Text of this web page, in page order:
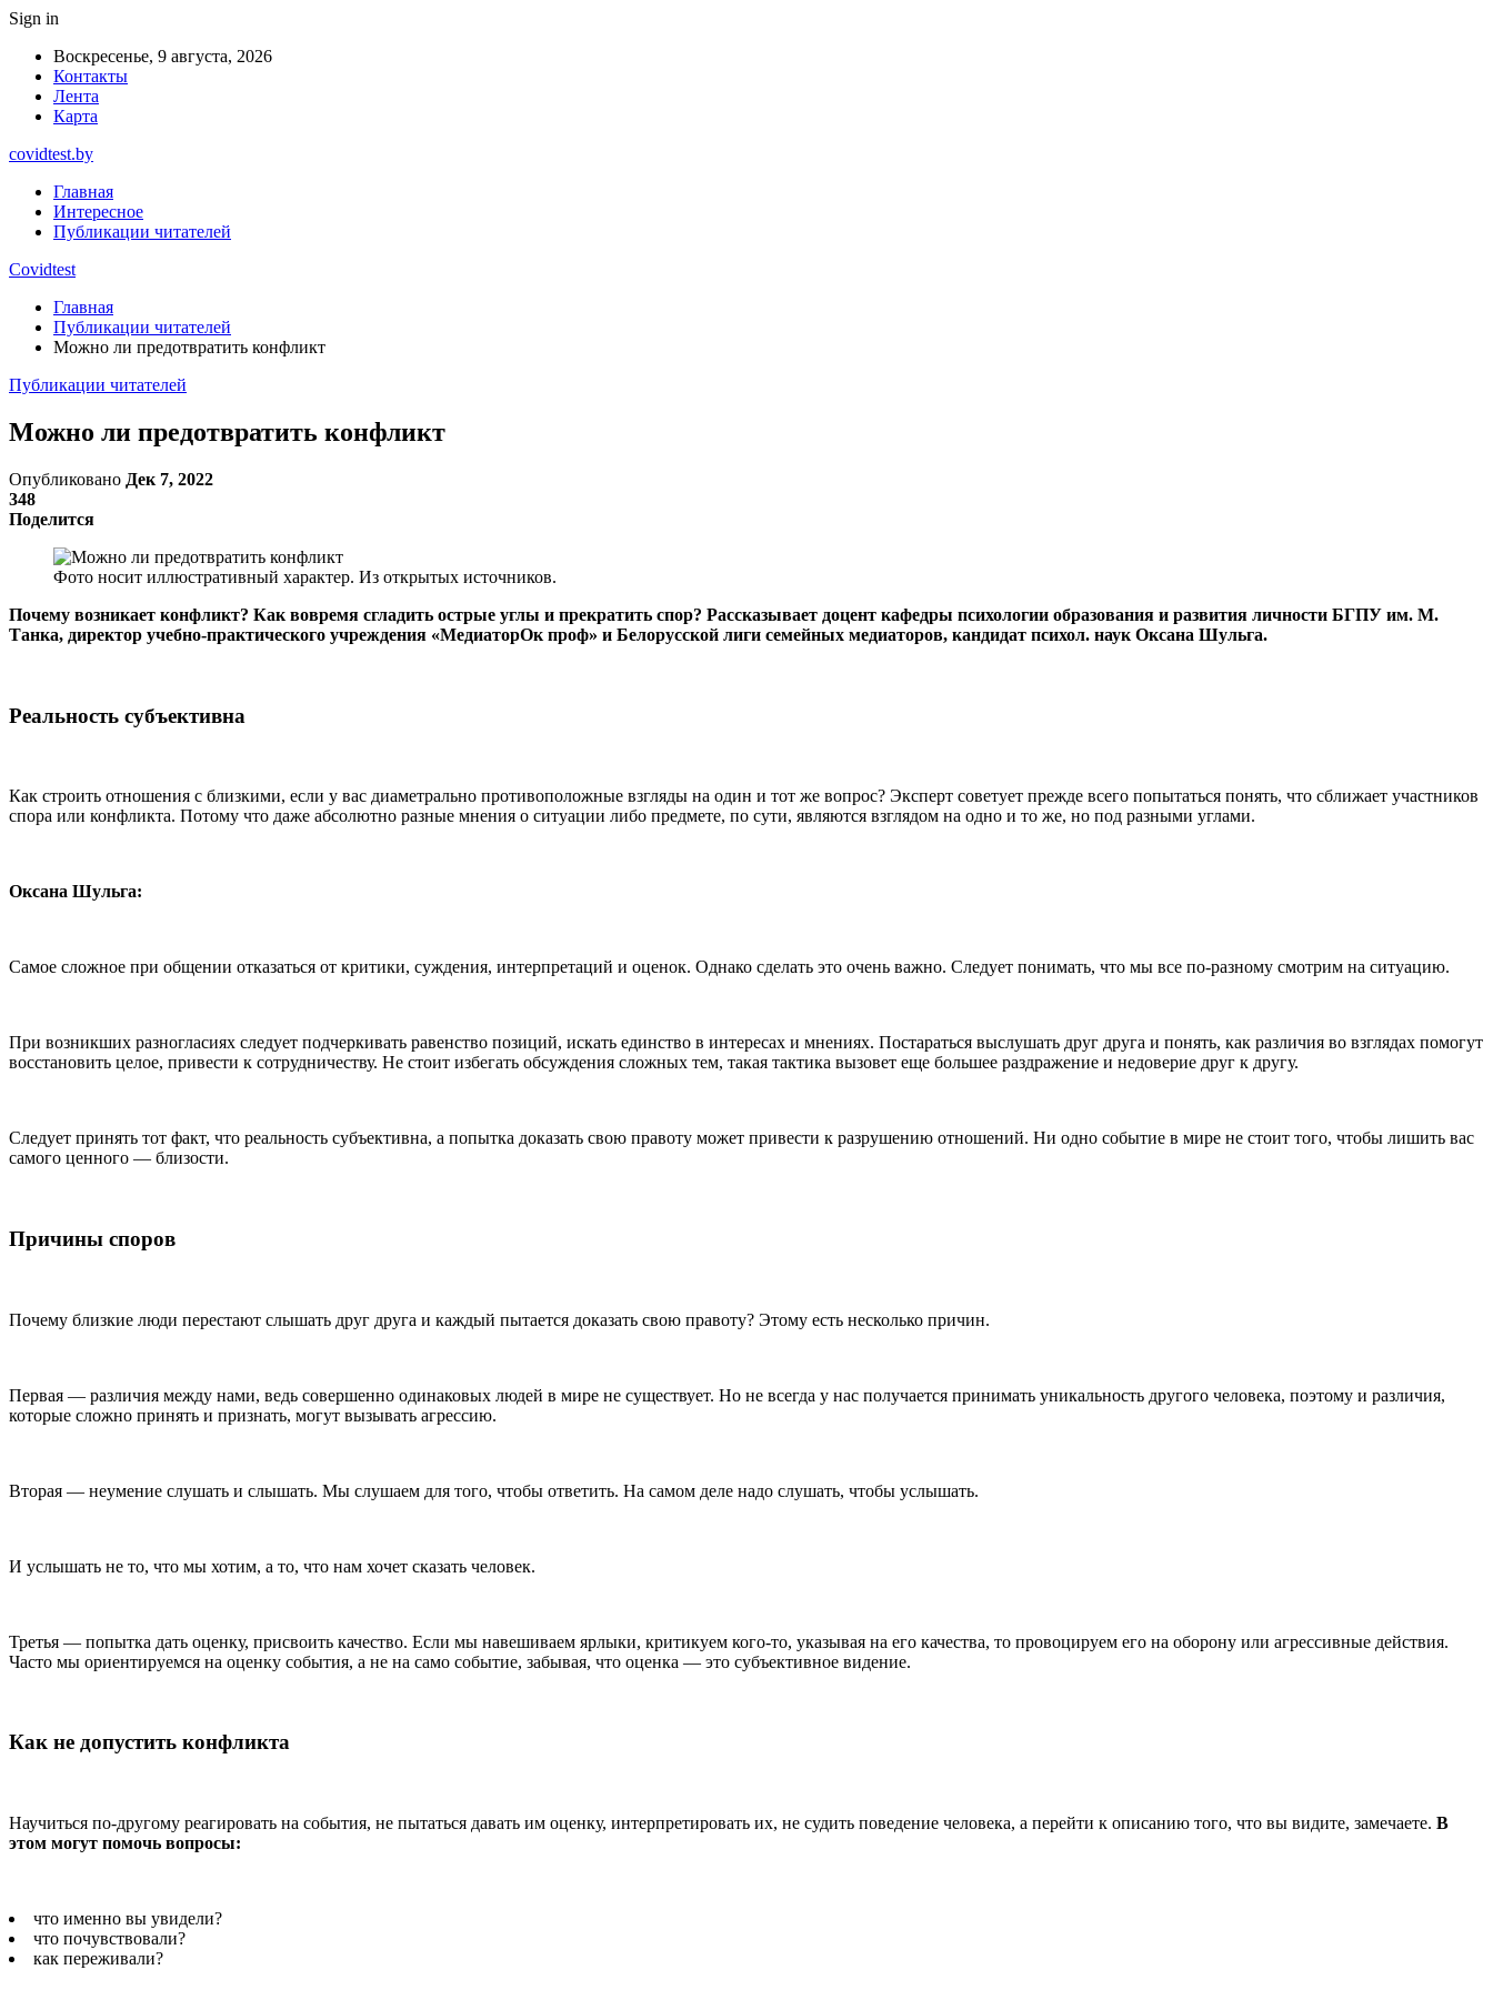
Sign in
Воскресенье, 9 августа, 2026
Контакты
Лента
Карта
covidtest.by
Главная
Интересное
Публикации читателей
Covidtest
Главная
Публикации читателей
Можно ли предотвратить конфликт
Публикации читателей
Можно ли предотвратить конфликт
Опубликовано Дек 7, 2022
348
Поделится
Фото носит иллюстративный характер. Из открытых источников.
Почему возникает конфликт? Как вовремя сгладить острые углы и прекратить спор? Рассказывает доцент кафедры психологии образования и развития личности БГПУ им. М.
Танка, директор учебно-практического учреждения «МедиаторОк проф» и Белорусской лиги семейных медиаторов, кандидат психол. наук Оксана Шульга.
Реальность субъективна
Как строить отношения с близкими, если у вас диаметрально противоположные взгляды на один и тот же вопрос? Эксперт советует прежде всего попытаться понять, что сближает участников
спора или конфликта. Потому что даже абсолютно разные мнения о ситуации либо предмете, по сути, являются взглядом на одно и то же, но под разными углами.
Оксана Шульга:
Самое сложное при общении отказаться от критики, суждения, интерпретаций и оценок. Однако сделать это очень важно. Следует понимать, что мы все по-разному смотрим на ситуацию.
При возникших разногласиях следует подчеркивать равенство позиций, искать единство в интересах и мнениях. Постараться выслушать друг друга и понять, как различия во взглядах помогут
восстановить целое, привести к сотрудничеству. Не стоит избегать обсуждения сложных тем, такая тактика вызовет еще большее раздражение и недоверие друг к другу.
Следует принять тот факт, что реальность субъективна, а попытка доказать свою правоту может привести к разрушению отношений. Ни одно событие в мире не стоит того, чтобы лишить вас
самого ценного — близости.
Причины споров
Почему близкие люди перестают слышать друг друга и каждый пытается доказать свою правоту? Этому есть несколько причин.
Первая — различия между нами, ведь совершенно одинаковых людей в мире не существует. Но не всегда у нас получается принимать уникальность другого человека, поэтому и различия,
которые сложно принять и признать, могут вызывать агрессию.
Вторая — неумение слушать и слышать. Мы слушаем для того, чтобы ответить. На самом деле надо слушать, чтобы услышать.
И услышать не то, что мы хотим, а то, что нам хочет сказать человек.
Третья — попытка дать оценку, присвоить качество. Если мы навешиваем ярлыки, критикуем кого-то, указывая на его качества, то провоцируем его на оборону или агрессивные действия.
Часто мы ориентируемся на оценку события, а не на само событие, забывая, что оценка — это субъективное видение.
Как не допустить конфликта
Научиться по-другому реагировать на события, не пытаться давать им оценку, интерпретировать их, не судить поведение человека, а перейти к описанию того, что вы видите, замечаете. В
этом могут помочь вопросы:
что именно вы увидели?
что почувствовали?
как переживали?